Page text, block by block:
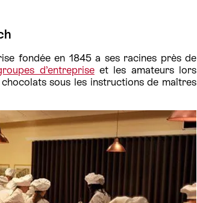
fondée en 1845 a ses racines près de
d’entrepriseet les amateurs lors
sous les instructions de maîtres